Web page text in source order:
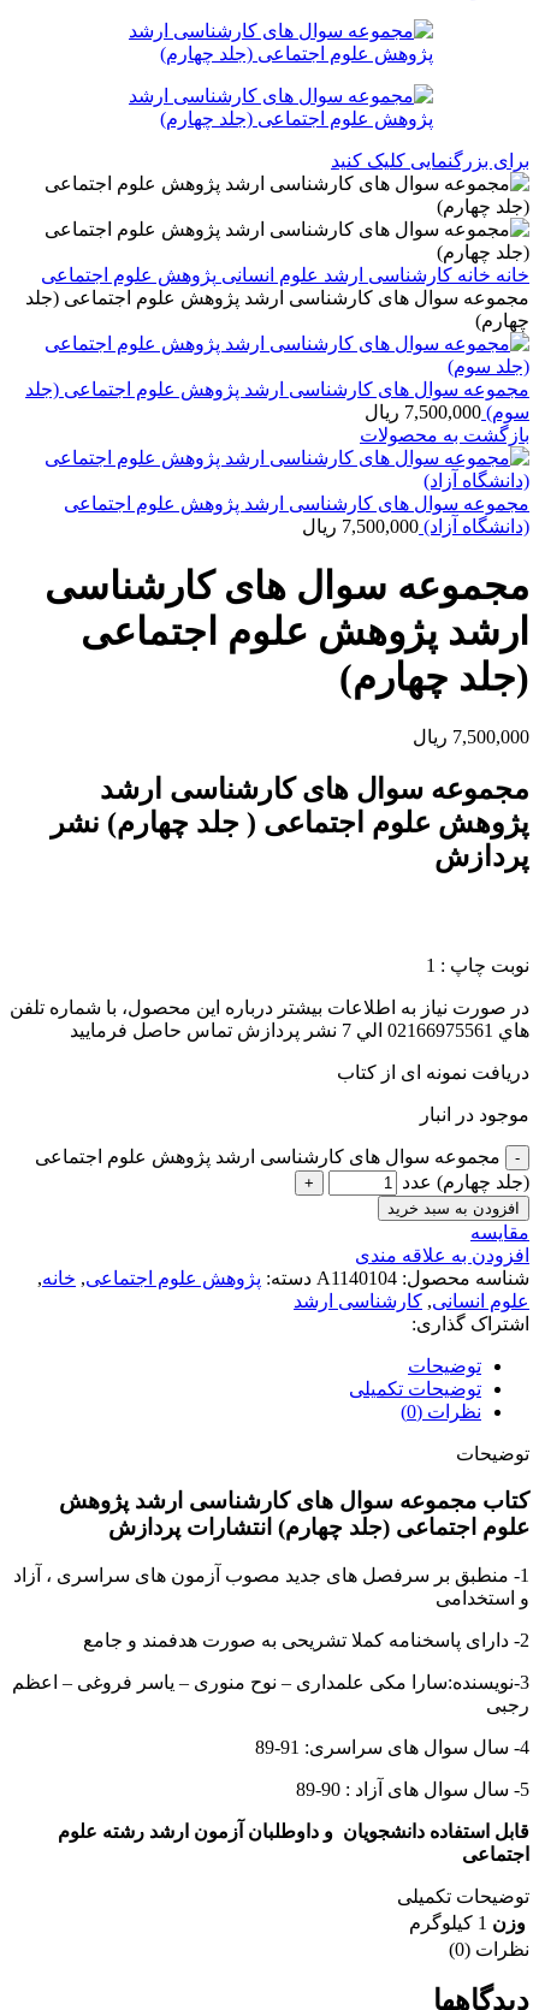
برای بزرگنمایی کلیک کنید
خانه خانه کارشناسی ارشد علوم انسانی پژوهش علوم اجتماعی
مجموعه سوال های کارشناسی ارشد پژوهش علوم اجتماعی (جلد
چهارم)
مجموعه سوال های کارشناسی ارشد پژوهش علوم اجتماعی (جلد
سوم) 7,500,000 ریال
بازگشت به محصولات
مجموعه سوال های کارشناسی ارشد پژوهش علوم اجتماعی
(دانشگاه آزاد) 7,500,000 ریال
مجموعه سوال های کارشناسی
ارشد پژوهش علوم اجتماعی
(جلد چهارم)
7,500,000 ریال
مجموعه سوال های کارشناسی ارشد
پژوهش علوم اجتماعی ( جلد چهارم) نشر
پردازش
نوبت چاپ : 1
در صورت نياز به اطلاعات بيشتر درباره اين محصول، با شماره تلفن
هاي 02166975561 الي 7 نشر پردازش تماس حاصل فرماييد
دریافت نمونه ای از کتاب
موجود در انبار
مجموعه سوال های کارشناسی ارشد پژوهش علوم اجتماعی
(جلد چهارم) عدد
افزودن به سبد خرید
مقايسه
افزودن به علاقه مندی
شناسه محصول: A1140104 دسته: پژوهش علوم اجتماعی, خانه,
علوم انسانی, کارشناسی ارشد
اشتراک گذاری:
توضیحات
توضیحات تکمیلی
نظرات (0)
توضیحات
کتاب مجموعه سوال های کارشناسی ارشد پژوهش
علوم اجتماعی (جلد چهارم) انتشارات پردازش
1- منطبق بر سرفصل های جدید مصوب آزمون های سراسری ، آزاد
و استخدامی
2- دارای پاسخنامه کملا تشریحی به صورت هدفمند و جامع
3-نویسنده:سارا مکی علمداری – نوح منوری – یاسر فروغی – اعظم
رجبی
4- سال سوال های سراسری: 91-89
5- سال سوال های آزاد : 90-89
قابل استفاده دانشجویان و داوطلبان آزمون ارشد رشته علوم
اجتماعی
توضیحات تکمیلی
وزن 1 کیلوگرم
نظرات (0)
دیدگاهها